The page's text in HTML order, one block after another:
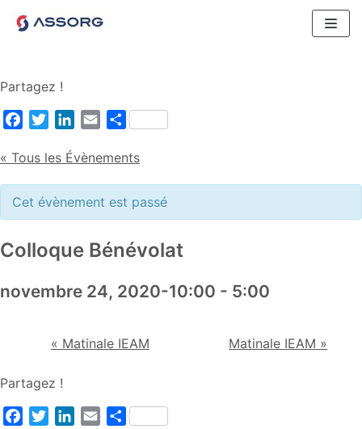
Aller
Partagez !
FacebookTwitterLinkedIn
EmailPartager
« Tous les Évènements
Cet évènement est passé
Colloque Bénévolat
novembre 24, 2020-10:00 - 5:00
« Matinale IEAM Matinale IEAM »
Partagez !
FacebookTwitterLinkedIn
EmailPartager